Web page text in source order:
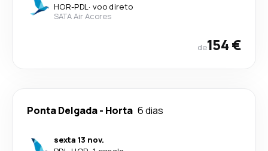
HOR-PDL· voo direto
SATA Air Acores
de154 €
Ponta Delgada- Horta 6 dias
sexta 13 nov.